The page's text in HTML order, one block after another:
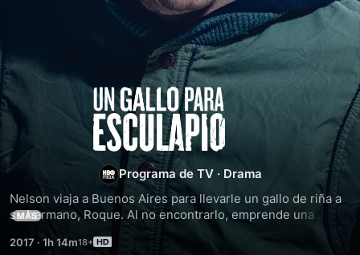
Un
Gallo
Para
Esculapio
Programa de TV · Drama
Nelson viaja a Buenos Aires para llevarle un gallo de riña a
su hermano, Roque. Al no encontrarlo, emprende una
búsqueda por el conurbano bonaerense que lo llevará a
vincularse con una banda de ladrones.
MÁS
2017 · 1h 14m